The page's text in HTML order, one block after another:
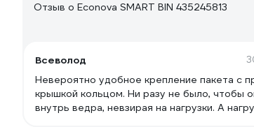
Отзыв о Econova SMART BIN 435245813
Всеволод
Невероятно удобное крепление пакета с
крышкой кольцом. Ни разу не было, чтобы
внутрь ведра, невзирая на нагрузки. А